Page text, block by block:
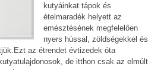
kutyáinkat tápok és
ételmaradék helyett az
emésztésének megfelelően
nyers hússal, zöldségekkel és
az étrendet évtizedek óta
de itthon csak az elmúlt